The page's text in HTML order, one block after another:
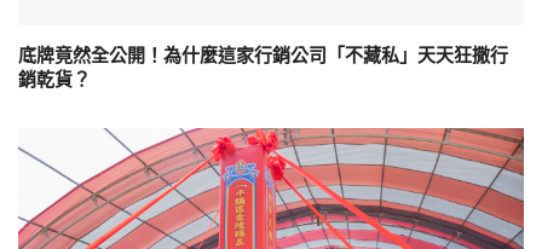
底牌竟然全公開！為什麼這家行銷公司「不藏私」天天狂撒行
銷乾貨？